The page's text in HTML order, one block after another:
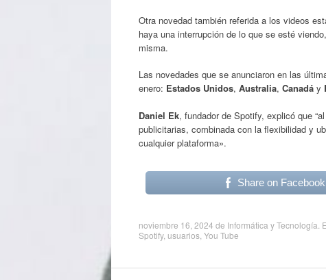
Otra novedad también referida a los videos
haya una interrupción de lo que se esté
misma.
Las novedades que se anunciaron en las
enero: Estados Unidos, Australia, Canadá y
Daniel Ek, fundador de Spotify, explicó que
publicitarias, combinada con la flexibilidad y
cualquier plataforma».
Share on Facebook
noviembre 16, 2024 de Informática y Tecnología .
Spotify, usuarios You Tube